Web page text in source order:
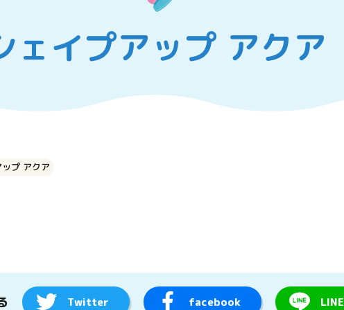
ェイプアップ アクア
プ アクア
Twitter facebook LINE